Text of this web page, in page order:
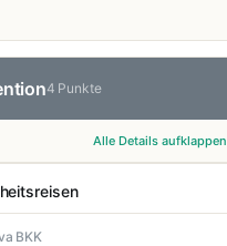
4 Punkte
Alle Details aufklappen
BKK